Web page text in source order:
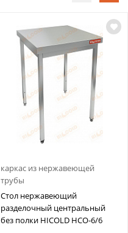
каркас из нержавеющей
трубы
Стол нержавеющий
разделочный центральный
без полки HICOLD НСО-6/6